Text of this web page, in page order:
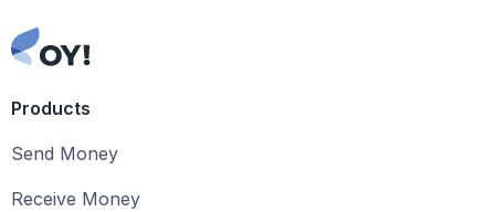
Products
Send Money
Receive Money